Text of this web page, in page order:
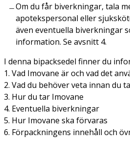
Om du får biverkningar, tala
apotekspersonal eller
även eventuella biverkningar
information. Se avsnitt 4.
I denna bipacksedel finner du
1. Vad Imovane är och vad det
2. Vad du behöver veta innan du
3. Hur du tar Imovane
4. Eventuella biverkningar
5. Hur Imovane ska förvaras
6. Förpackningens innehåll och